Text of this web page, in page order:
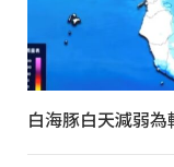
白海豚白天減弱